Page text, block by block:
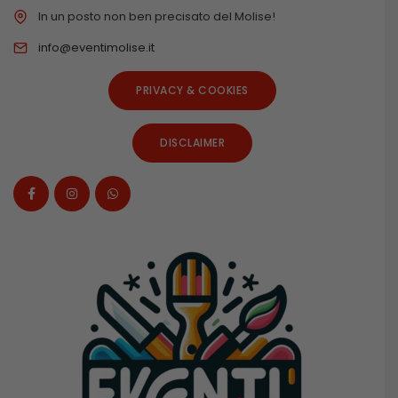
In un posto non ben precisato del Molise!
info@eventimolise.it
PRIVACY & COOKIES
DISCLAIMER